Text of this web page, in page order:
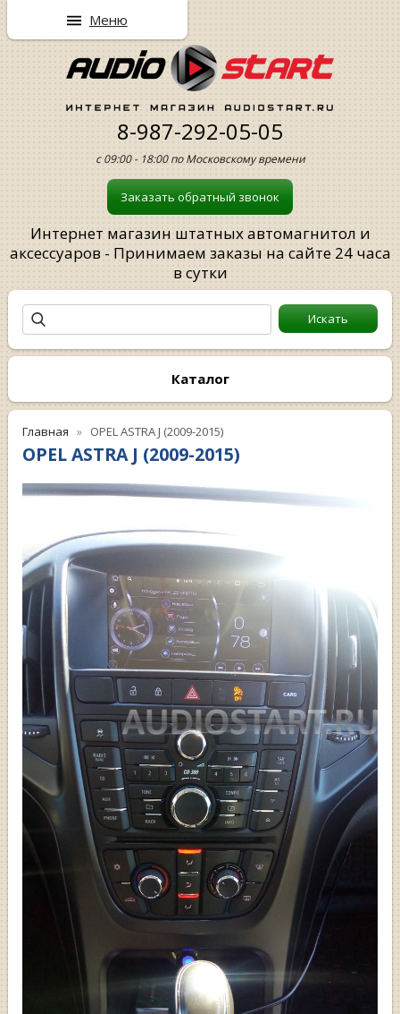
8-987-292-05-05
с 09:00 - 18:00 по Московскому времени
Заказать обратный звонок
Интернет магазин штатных автомагнитол и
аксессуаров - Принимаем заказы на сайте 24 часа
в сутки
Каталог
Главная OPEL ASTRA J (2009-2015)
OPEL ASTRA J (2009-2015)
Меню